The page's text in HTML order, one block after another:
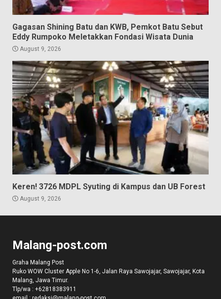
Gagasan Shining Batu dan KWB, Pemkot Batu Sebut
Eddy Rumpoko Meletakkan Fondasi Wisata Dunia
August 9, 2026
Keren! 3726 MDPL Syuting di Kampus dan UB Forest
August 9, 2026
Malang-post.com
Graha Malang Post
Ruko WOW Cluster Apple No 1-6, Jalan Raya Sawojajar, Sawojajar, Kota
Malang, Jawa Timur.
Tlp/wa : +62818383911